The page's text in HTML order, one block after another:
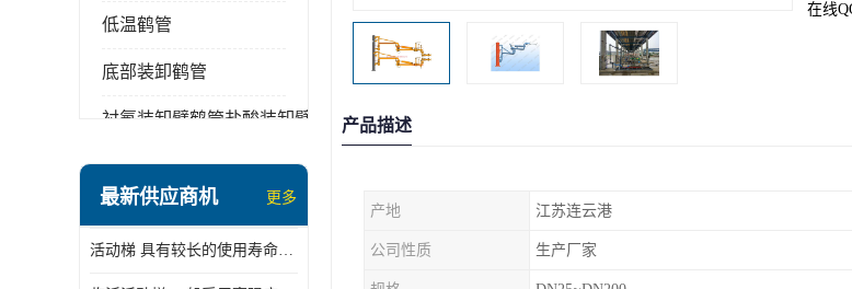
低温鹤管
底部装卸鹤管
衬氟装卸臂鹤管盐酸装卸臂
顶部装卸车鹤管
液氨液化气鹤管
最新供应商机 更多
活动梯 具有较长的使用寿命和耐用性 一般采用高强度材料制造
在线
产品描述
产地 江苏连云港
公司性质 生产厂家